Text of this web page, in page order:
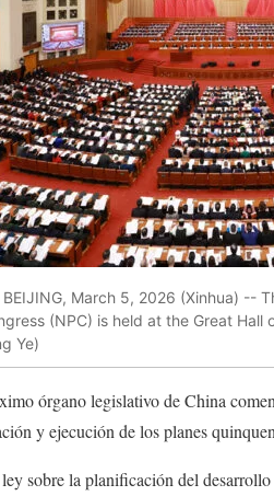
March 5, 2026 (Xinhua) --
(NPC) is held at the Great
Ye)
órgano legislativo de China
y ejecución de los planes
sobre la planificación del